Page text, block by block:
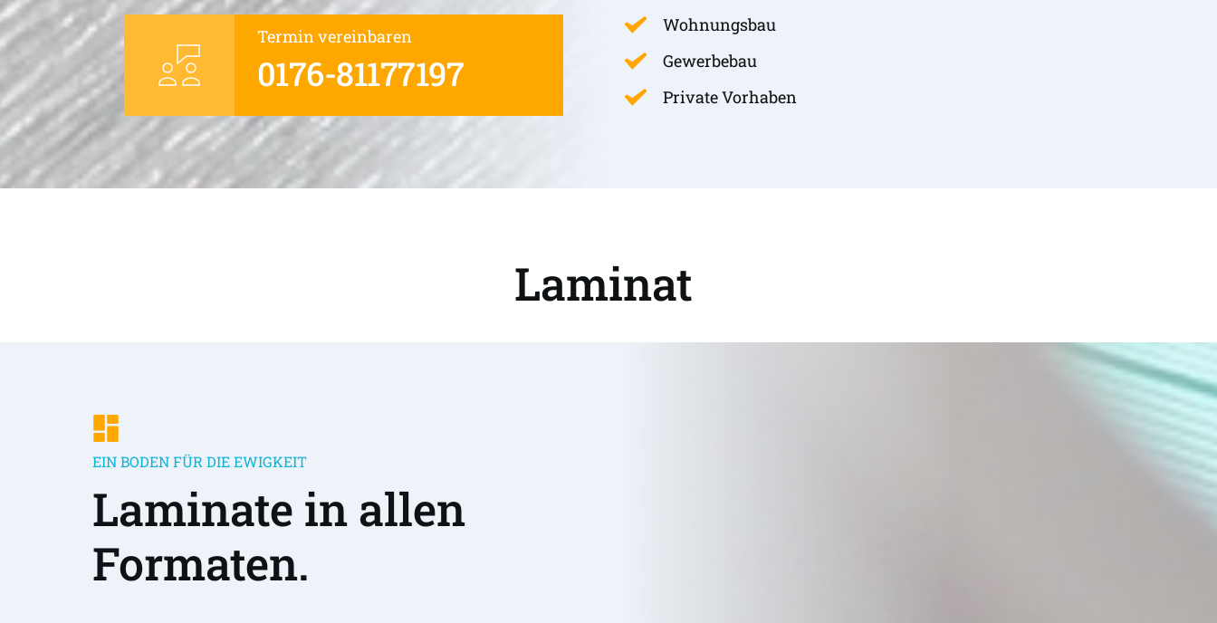
Termin vereinbaren
0176-81177197
Wohnungsbau
Gewerbebau
Private Vorhaben
Laminat
EIN BODEN FÜR DIE EWIGKEIT
Laminate in allen
Formaten.